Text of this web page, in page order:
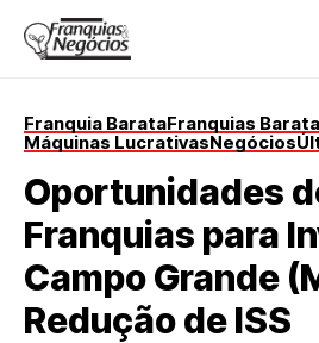
Franquia BarataFranquias
Máquinas LucrativasNegócios
Oportunidades
Franquias para
Campo Grande
Redução de ISS